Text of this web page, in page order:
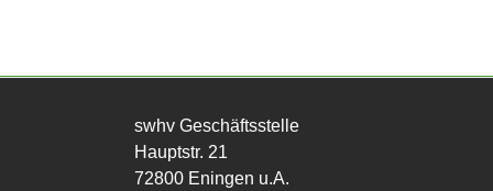
swhv Geschäftsstelle
Hauptstr. 21
72800 Eningen u.A.